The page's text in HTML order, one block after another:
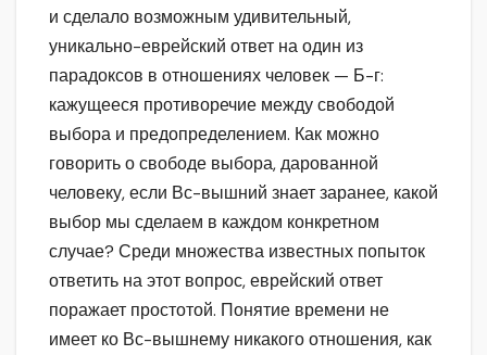
и сделало возможным удивительный,
уникально-еврейский ответ на один из
парадоксов в отношениях человек — Б-г:
кажущееся противоречие между свободой
выбора и предопределением. Как можно
говорить о свободе выбора, дарованной
человеку, если Вс-вышний знает заранее, какой
выбор мы сделаем в каждом конкретном
случае? Среди множества известных попыток
ответить на этот вопрос, еврейский ответ
поражает простотой. Понятие времени не
имеет ко Вс-вышнему никакого отношения, как